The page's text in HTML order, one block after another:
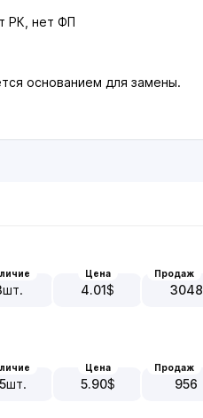
РК, нет ФП
основанием для замены.
шт.
Цена
4.01$
Продаж
3048
шт.
Цена
5.90$
Продаж
956